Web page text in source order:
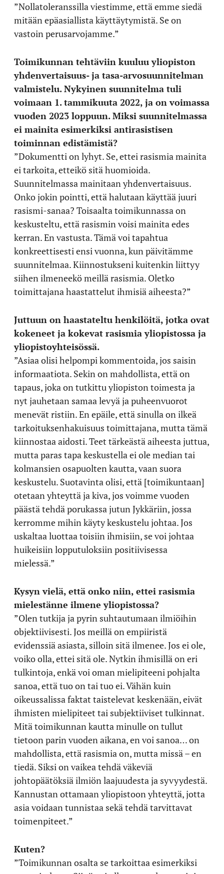
”Nollatoleranssilla viestimme, että emme siedä
mitään epäasiallista käyttäytymistä. Se on
vastoin perusarvojamme.”
Toimikunnan tehtäviin kuuluu yliopiston
yhdenvertaisuus- ja tasa-arvosuunnitelman
valmistelu. Nykyinen suunnitelma tuli
voimaan 1. tammikuuta 2022, ja on voimassa
vuoden 2023 loppuun. Miksi suunnitelmassa
ei mainita esimerkiksi antirasistisen
toiminnan edistämistä?
”Dokumentti on lyhyt. Se, ettei rasismia mainita
ei tarkoita, etteikö sitä huomioida.
Suunnitelmassa mainitaan yhdenvertaisuus.
Onko jokin pointti, että halutaan käyttää juuri
rasismi-sanaa? Toisaalta toimikunnassa on
keskusteltu, että rasismin voisi mainita edes
kerran. En vastusta. Tämä voi tapahtua
konkreettisesti ensi vuonna, kun päivitämme
suunnitelmaa. Kiinnostukseni kuitenkin liittyy
siihen ilmeneekö meillä rasismia. Oletko
toimittajana haastattelut ihmisiä aiheesta?”
Juttuun on haastateltu henkilöitä, jotka ovat
kokeneet ja kokevat rasismia yliopistossa ja
yliopistoyhteisössä.
”Asiaa olisi helpompi kommentoida, jos saisin
informaatiota. Sekin on mahdollista, että on
tapaus, joka on tutkittu yliopiston toimesta ja
nyt jauhetaan samaa levyä ja puheenvuorot
menevät ristiin. En epäile, että sinulla on ilkeä
tarkoituksenhakuisuus toimittajana, mutta tämä
kiinnostaa aidosti. Teet tärkeästä aiheesta juttua,
mutta paras tapa keskustella ei ole median tai
kolmansien osapuolten kautta, vaan suora
keskustelu. Suotavinta olisi, että [toimikuntaan]
otetaan yhteyttä ja kiva, jos voimme vuoden
päästä tehdä porukassa jutun Jykkäriin, jossa
kerromme mihin käyty keskustelu johtaa. Jos
uskaltaa luottaa toisiin ihmisiin, se voi johtaa
huikeisiin lopputuloksiin positiivisessa
mielessä.”
Kysyn vielä, että onko niin, ettei rasismia
mielestänne ilmene yliopistossa?
”Olen tutkija ja pyrin suhtautumaan ilmiöihin
objektiivisesti. Jos meillä on empiiristä
evidenssiä asiasta, silloin sitä ilmenee. Jos ei ole,
voiko olla, ettei sitä ole. Nytkin ihmisillä on eri
tulkintoja, enkä voi oman mielipiteeni pohjalta
sanoa, että tuo on tai tuo ei. Vähän kuin
oikeussalissa faktat taistelevat keskenään, eivät
ihmisten mielipiteet tai subjektiiviset tulkinnat.
Mitä toimikunnan kautta minulle on tullut
tietoon parin vuoden aikana, en voi sanoa… on
mahdollista, että rasismia on, mutta missä – en
tiedä. Siksi on vaikea tehdä väkeviä
johtopäätöksiä ilmiön laajuudesta ja syvyydestä.
Kannustan ottamaan yliopistoon yhteyttä, jotta
asia voidaan tunnistaa sekä tehdä tarvittavat
toimenpiteet.”
Kuten?
”Toimikunnan osalta se tarkoittaa esimerkiksi